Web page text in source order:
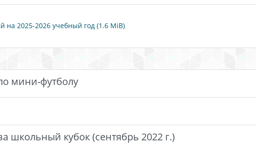
на 2025-2026 учебный год (1.6 MiB)
мини-футболу
школьный кубок (сентябрь 2022 г.)